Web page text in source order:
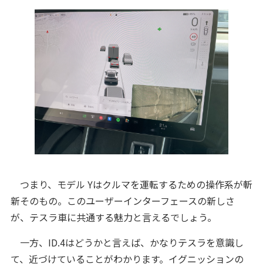
つまり、モデル Yはクルマを運転するための操作系が斬
新そのもの。このユーザーインターフェースの新しさ
が、テスラ車に共通する魅力と言えるでしょう。
一方、ID.4はどうかと言えば、かなりテスラを意識し
て、近づけていることがわかります。イグニッションの